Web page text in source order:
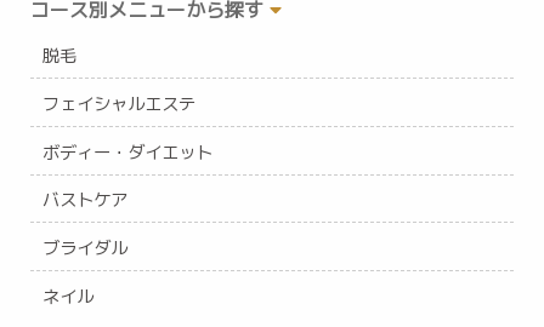
コース別メニューから探す
脱毛
フェイシャルエステ
ボディー・ダイエット
バストケア
ブライダル
ネイル